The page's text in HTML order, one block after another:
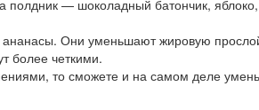
полдник — шоколадный батончик,
Они уменьшают жировую
более четкими.
то сможете и на самом деле